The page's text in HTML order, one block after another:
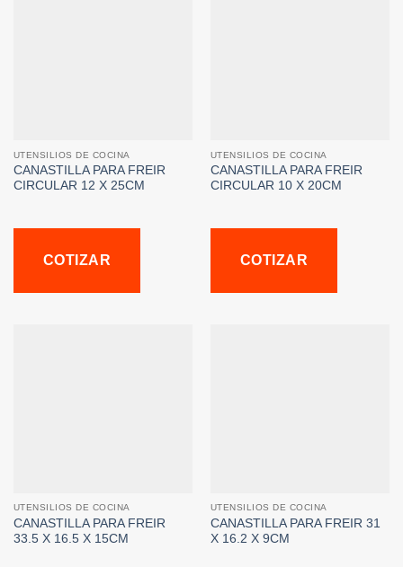
UTENSILIOS DE COCINA
CANASTILLA PARA FREIR
CIRCULAR 12 X 25CM
COTIZAR
UTENSILIOS DE COCINA
CANASTILLA PARA FREIR
CIRCULAR 10 X 20CM
COTIZAR
UTENSILIOS DE COCINA
CANASTILLA PARA FREIR
33.5 X 16.5 X 15CM
UTENSILIOS DE COCINA
CANASTILLA PARA FREIR 31
X 16.2 X 9CM